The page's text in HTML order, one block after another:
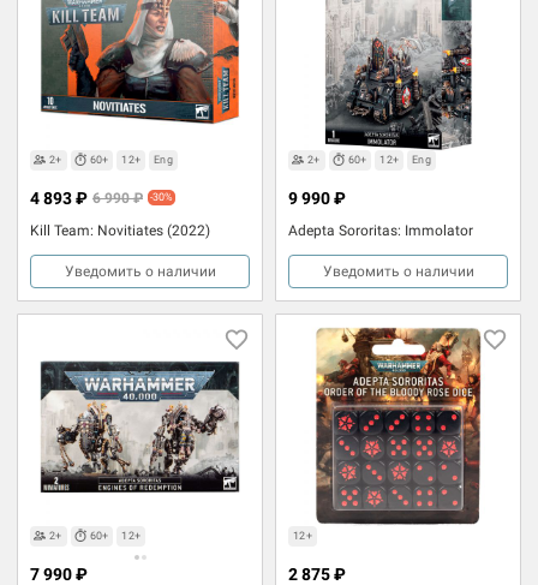
2+ 60+ 12+ Eng
Kill Team: Novitiates (2022)
4 893 ₽ 6 990 ₽ -30%
Уведомить о наличии
2+ 60+ 12+ Eng
Adepta Sororitas: Immolator
9 990 ₽
Уведомить о наличии
2+ 60+ 12+
7 990 ₽
12+
2 875 ₽